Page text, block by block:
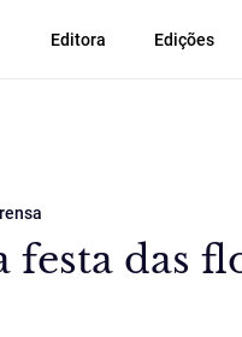
Editora Edições
das